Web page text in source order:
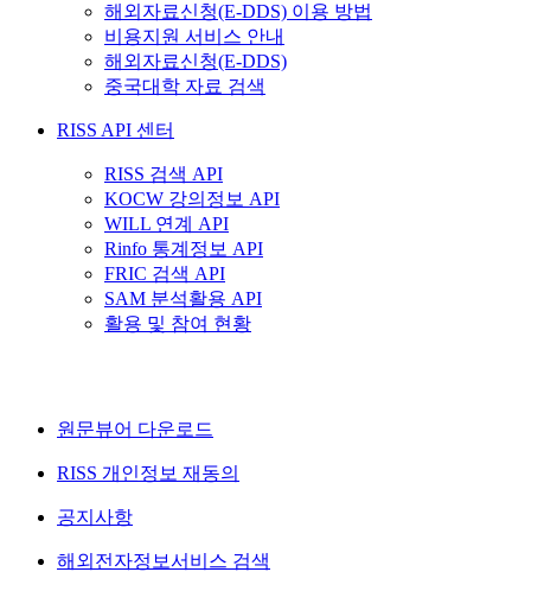
해외자료신청(E-DDS) 이용 방법
비용지원 서비스 안내
해외자료신청(E-DDS)
중국대학 자료 검색
RISS API 센터
RISS 검색 API
KOCW 강의정보 API
WILL 연계 API
Rinfo 통계정보 API
FRIC 검색 API
SAM 분석활용 API
활용 및 참여 현황
원문뷰어 다운로드
RISS 개인정보 재동의
공지사항
해외전자정보서비스 검색